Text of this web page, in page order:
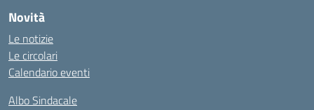
Novità
Le notizie
Le circolari
Calendario eventi
Albo Sindacale